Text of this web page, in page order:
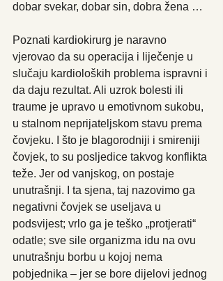
dobar svekar, dobar sin, dobra žena …
Poznati kardiokirurg je naravno
vjerovao da su operacija i liječenje u
slučaju kardioloških problema ispravni i
da daju rezultat. Ali uzrok bolesti ili
traume je upravo u emotivnom sukobu,
u stalnom neprijateljskom stavu prema
čovjeku. I što je blagorodniji i smireniji
čovjek, to su posljedice takvog konflikta
teže. Jer od vanjskog, on postaje
unutrašnji. I ta sjena, taj nazovimo ga
negativni čovjek se useljava u
podsvijest; vrlo ga je teško „protjerati“
odatle; sve sile organizma idu na ovu
unutrašnju borbu u kojoj nema
pobjednika – jer se bore dijelovi jednog